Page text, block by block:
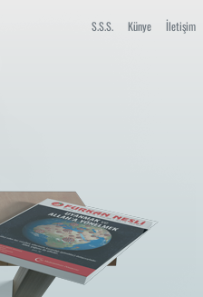
S.S.S. Künye İletişim